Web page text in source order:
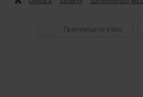
Προηγούμενο είδος